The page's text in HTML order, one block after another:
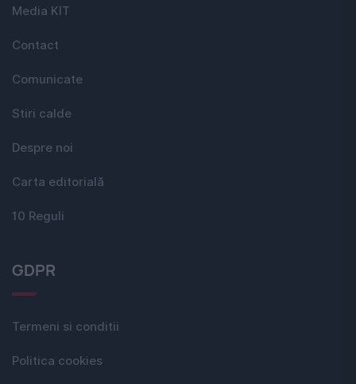
Media KIT
Contact
Comunicate
Stiri calde
Despre noi
Carta editorială
10 Reguli
GDPR
Termeni si conditii
Politica cookies